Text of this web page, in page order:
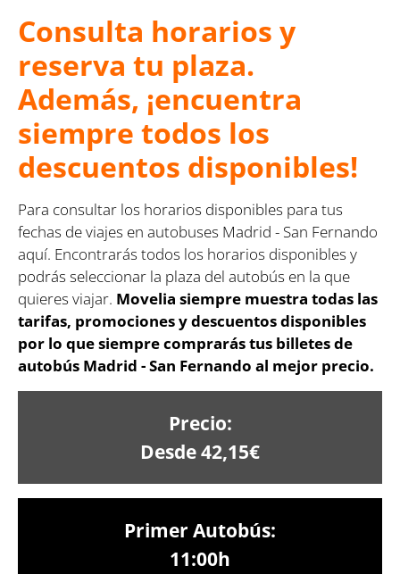
Consulta horarios y
reserva tu plaza.
Además, ¡encuentra
siempre todos los
descuentos disponibles!
Para consultar los horarios disponibles para tus
fechas de viajes en autobuses Madrid - San Fernando
aquí. Encontrarás todos los horarios disponibles y
podrás seleccionar la plaza del autobús en la que
quieres viajar. Movelia siempre muestra todas las
tarifas, promociones y descuentos disponibles
por lo que siempre comprarás tus billetes de
autobús Madrid - San Fernando al mejor precio.
Precio:
Desde 42,15€
Primer Autobús:
11:00h